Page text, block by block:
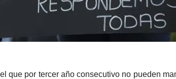
que por tercer año consecutivo no pueden